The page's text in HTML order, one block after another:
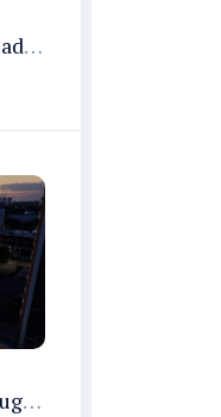
PMAM apreende 16,6 toneladas de entorpecentes e registra aumento nas prisões em flagrante e nas capturas de foragidos no primeiro semestre de 2026
Prefeitura de Manaus reinaugura o Velódromo Professora Alzira Campos e entrega espaço esportivo totalmente revitalizado